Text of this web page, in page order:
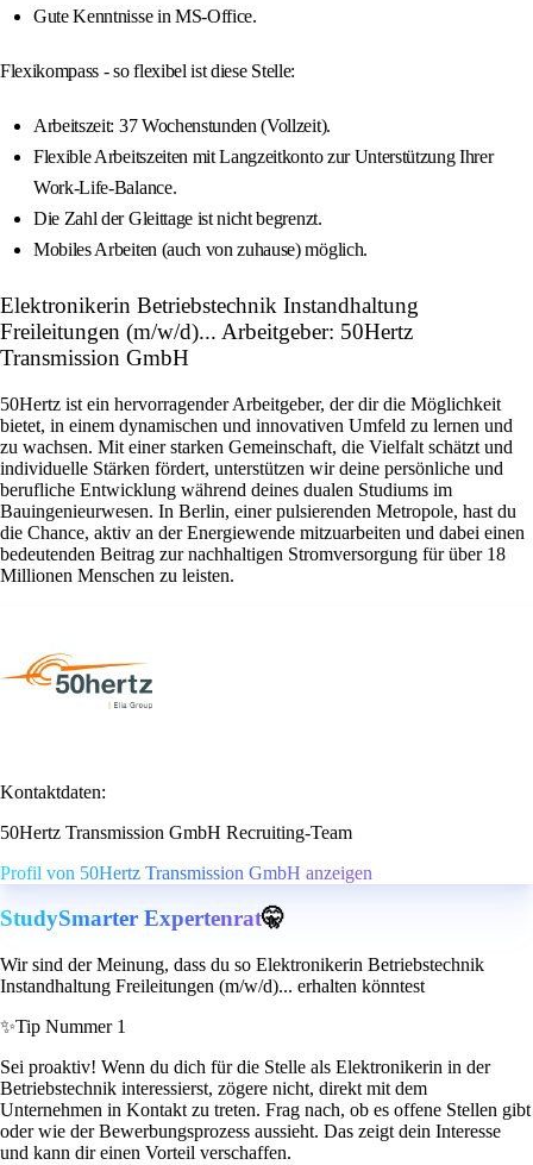
Gute Kenntnisse in MS-Office.
Flexikompass - so flexibel ist diese Stelle:
Arbeitszeit: 37 Wochenstunden (Vollzeit).
Flexible Arbeitszeiten mit Langzeitkonto zur Unterstützung Ihrer
Work-Life-Balance.
Die Zahl der Gleittage ist nicht begrenzt.
Mobiles Arbeiten (auch von zuhause) möglich.
Elektronikerin Betriebstechnik Instandhaltung
Freileitungen (m/w/d)... Arbeitgeber: 50Hertz
Transmission GmbH
50Hertz ist ein hervorragender Arbeitgeber, der dir die Möglichkeit
bietet, in einem dynamischen und innovativen Umfeld zu lernen und
zu wachsen. Mit einer starken Gemeinschaft, die Vielfalt schätzt und
individuelle Stärken fördert, unterstützen wir deine persönliche und
berufliche Entwicklung während deines dualen Studiums im
Bauingenieurwesen. In Berlin, einer pulsierenden Metropole, hast du
die Chance, aktiv an der Energiewende mitzuarbeiten und dabei einen
bedeutenden Beitrag zur nachhaltigen Stromversorgung für über 18
Millionen Menschen zu leisten.
Kontaktdaten:
50Hertz Transmission GmbH Recruiting-Team
Profil von 50Hertz Transmission GmbH anzeigen
StudySmarter Expertenrat🤫
Wir sind der Meinung, dass du so Elektronikerin Betriebstechnik
Instandhaltung Freileitungen (m/w/d)... erhalten könntest
✨Tip Nummer 1
Sei proaktiv! Wenn du dich für die Stelle als Elektronikerin in der
Betriebstechnik interessierst, zögere nicht, direkt mit dem
Unternehmen in Kontakt zu treten. Frag nach, ob es offene Stellen gibt
oder wie der Bewerbungsprozess aussieht. Das zeigt dein Interesse
und kann dir einen Vorteil verschaffen.